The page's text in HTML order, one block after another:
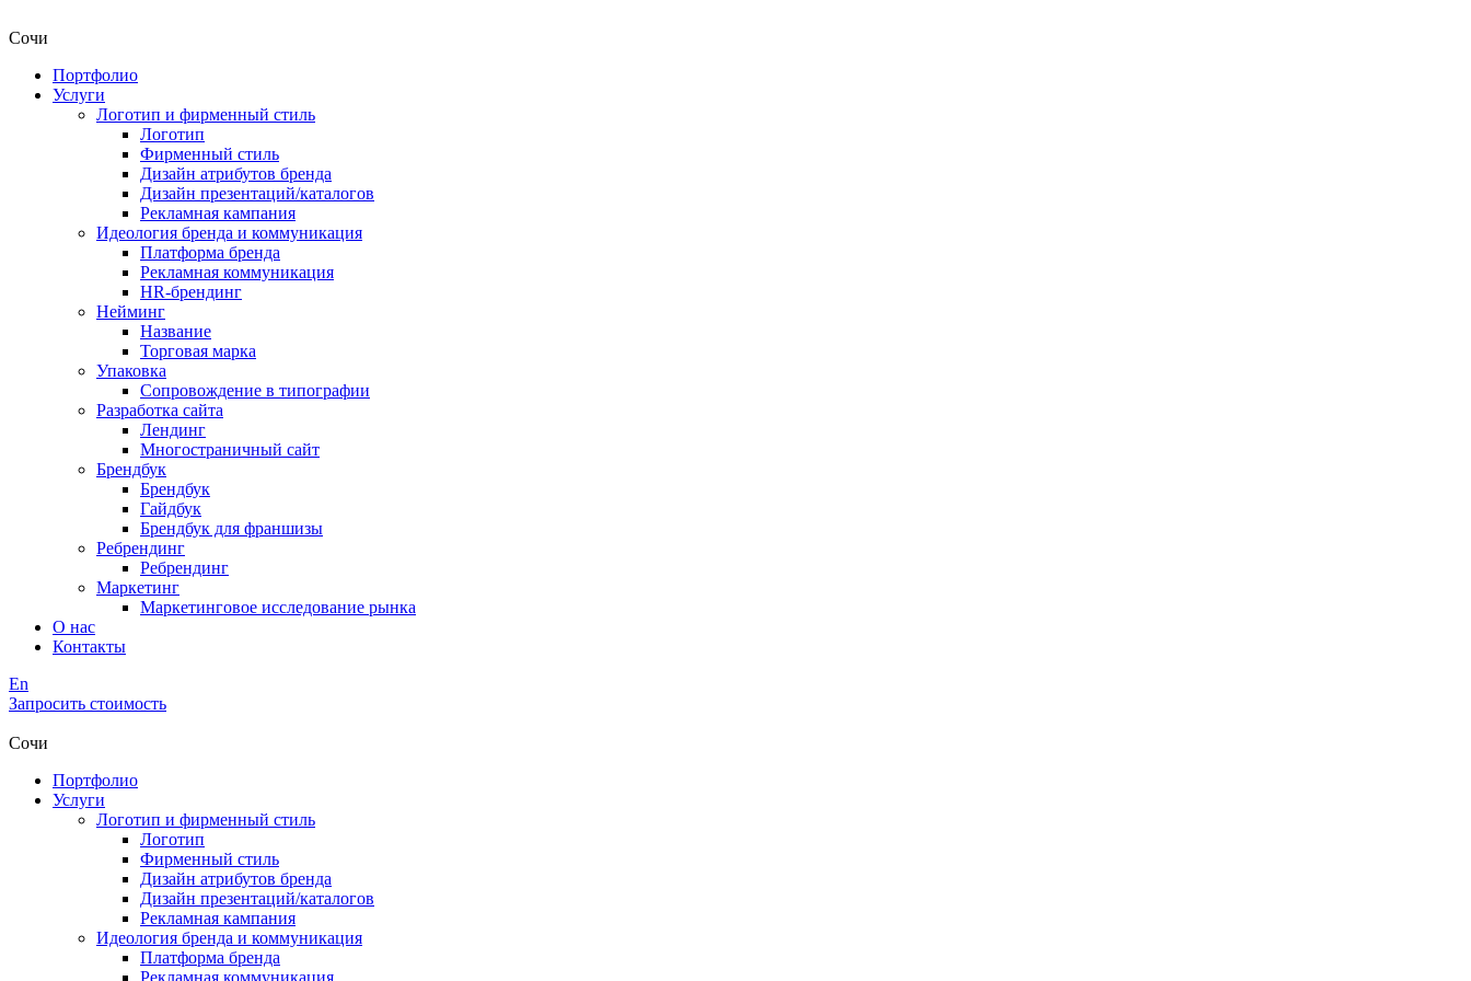
Сочи
Портфолио
Услуги
Логотип и фирменный стиль
Логотип
Фирменный стиль
Дизайн атрибутов бренда
Дизайн презентаций/каталогов
Рекламная кампания
Идеология бренда и коммуникация
Платформа бренда
Рекламная коммуникация
HR-брендинг
Нейминг
Название
Торговая марка
Упаковка
Сопровождение в типографии
Разработка сайта
Лендинг
Многостраничный сайт
Брендбук
Брендбук
Гайдбук
Брендбук для франшизы
Ребрендинг
Ребрендинг
Маркетинг
Маркетинговое исследование рынка
О нас
Контакты
En
Запросить стоимость
Сочи
Портфолио
Услуги
Логотип и фирменный стиль
Логотип
Фирменный стиль
Дизайн атрибутов бренда
Дизайн презентаций/каталогов
Рекламная кампания
Идеология бренда и коммуникация
Платформа бренда
Рекламная коммуникация